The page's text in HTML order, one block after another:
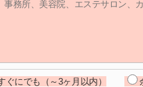
ぐにでも（～3ヶ月以内）